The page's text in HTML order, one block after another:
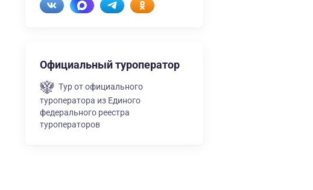
Официальный туроператор
Тур от официального
туроператора из Единого
федерального реестра
туроператоров